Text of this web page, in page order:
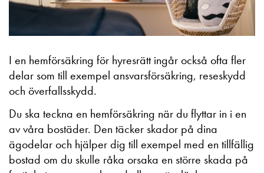
I en hemförsäkring för hyresrätt ingår också ofta fler
delar som till exempel ansvarsförsäkring, reseskydd
och överfallsskydd.
Du ska teckna en hemförsäkring när du flyttar in i en
av våra bostäder. Den täcker skador på dina
ägodelar och hjälper dig till exempel med en tillfällig
bostad om du skulle råka orsaka en större skada på